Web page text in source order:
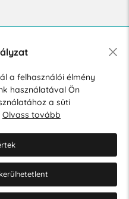
marketing célú kezeléséhez.
szabályzat.
a felhasználói élmény
használatával Ön
a süti
Olvass tovább